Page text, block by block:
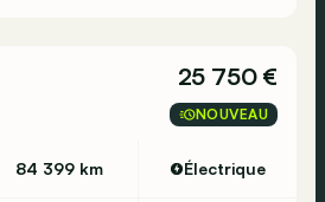
25 750 €
NOUVEAU
84 399 km Électrique